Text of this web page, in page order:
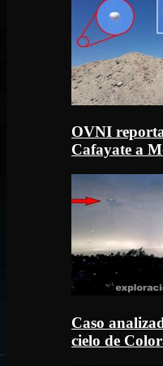
OVNI
Cafayate a
Caso
cielo de